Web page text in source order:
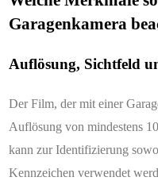
Garagenkamera
Auflösung, Sichtfeld
Der Film, der mit einer
Auflösung von mindestens
kann zur Identifizierung
Kennzeichen verwendet